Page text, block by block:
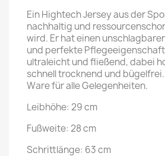
Ein Hightech Jersey aus der
nachhaltig und
wird. Er hat einen
und perfekte
ultraleicht und fließend, dabei
schnell trocknend und
Ware für alle Gelegenheiten.
Leibhöhe: 29 cm
Fußweite: 28 cm
Schrittlänge: 63 cm